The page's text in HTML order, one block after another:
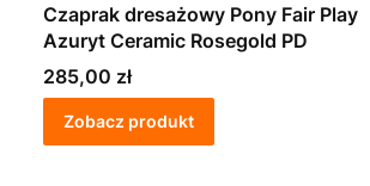
Czaprak dresażowy Pony Fair Play
Azuryt Ceramic Rosegold PD
Cena
285,00 zł
Zobacz produkt